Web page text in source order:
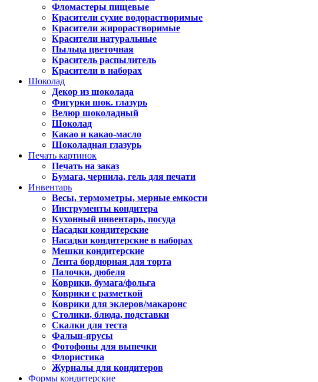
Фломастеры пищевые
Красители сухие водорастворимые
Красители жирорастворимые
Красители натуральные
Пыльца цветочная
Краситель распылитель
Красители в наборах
Шоколад
Декор из шоколада
Фигурки шок. глазурь
Велюр шоколадный
Шоколад
Какао и какао-масло
Шоколадная глазурь
Печать картинок
Печать на заказ
Бумага, чернила, гель для печати
Инвентарь
Весы, термометры, мерные емкости
Инструменты кондитера
Кухонный инвентарь, посуда
Насадки кондитерские
Насадки кондитерские в наборах
Мешки кондитерские
Лента бордюрная для торта
Палочки, дюбеля
Коврики, бумага/фольга
Коврики с разметкой
Коврики для эклеров/макаронс
Столики, блюда, подставки
Скалки для теста
Фальш-ярусы
Фотофоны для выпечки
Флористика
Журналы для кондитеров
Формы кондитерские